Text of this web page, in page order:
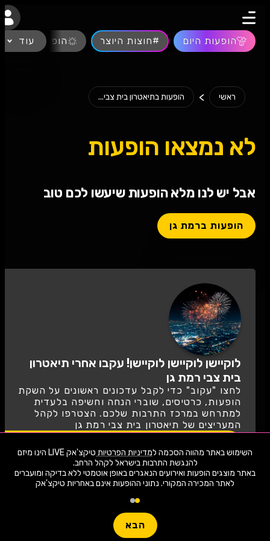
השימוש באתר מהווה הסכמה למדיניות הפרטיות
טיקצ'אק LIVE הינו מיזם
באתר מוצגים הופעות ואירועים הנאגרים באופן אוטמטי ללא בדיקה ומועברים
לאתר המכירה המקורי. נתוני ההופעות אינם באחריות טיקצ'אק
הבא
חפשו הופעה
הופעות היום #חוצות היוצר הופעות חיות
עוד
ראשי > הופעות בתיאטרון בית צבי...
לא נמצאו הופעות
אבל יש לנו מלא הופעות שיעשו לכם טוב
הופעות ברמת גן
לוקיישן לוקיישן לוקיישן! עקבו אחרי תיאטרון
בית צבי רמת גן
לחצו "עקוב" כדי לקבל עדכונים ראשונים על השקת
הופעות, כרטיסים, שוברי הנחה וחשיפה בלעדית
למתרחש במרכז התרבות שלכם. הצטרפו לקהל
המעריצים של תיאטרון בית צבי רמת גן